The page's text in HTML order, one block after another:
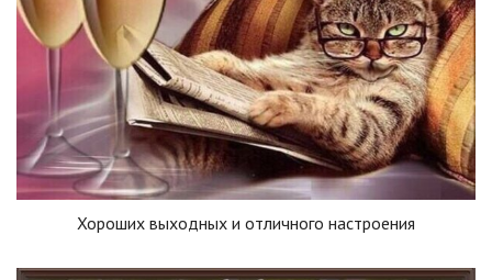
Хороших выходных и отличного настроения